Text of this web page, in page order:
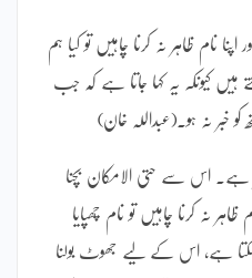
نام ظاہر نہ کرنا چاہیں تو کیا ہم
کیونکہ یہ کہا جاتا ہے کہ جب
خبر نہ ہو۔(عبداللہ خان)
ہے۔ اس سے حتی الامکان بچنا
نہ کرنا چاہیں تو نام چھپایا
ہے، اس کے لیے جھوٹ بولنا